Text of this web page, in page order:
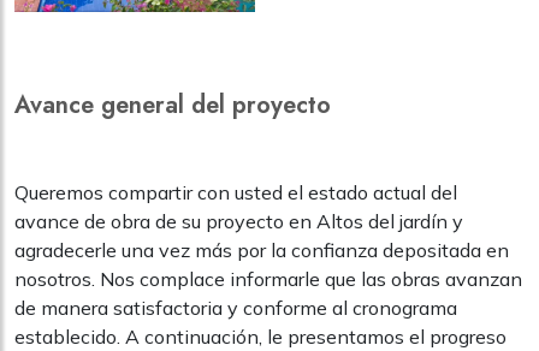
Avance general del proyecto
Queremos compartir con usted el estado actual del
avance de obra de su proyecto en Altos del jardín y
agradecerle una vez más por la confianza depositada en
nosotros. Nos complace informarle que las obras avanzan
de manera satisfactoria y conforme al cronograma
establecido. A continuación, le presentamos el progreso